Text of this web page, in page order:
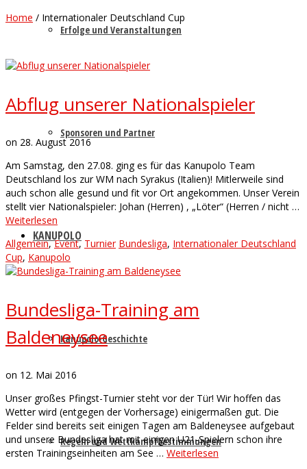
Erfolge und Veranstaltungen
Sponsoren und Partner
KANUPOLO
Kanupolo-Geschichte
Regeln und Wettkampfbestimmungen
Home / Internationaler Deutschland Cup
Abflug unserer Nationalspieler
on 28. August 2016
Am Samstag, den 27.08. ging es für das Kanupolo Team
Deutschland los zur WM nach Syrakus (Italien)! Mitlerweile sind
auch schon alle gesund und fit vor Ort angekommen. Unser Verein
stellt vier Nationalspieler: Johan (Herren) , „Löter“ (Herren / nicht …
Weiterlesen
Allgemein,Event, Turnier Bundesliga, Internationaler Deutschland
Cup, Kanupolo
Bundesliga-Training am
Baldeneysee
on 12. Mai 2016
Unser großes Pfingst-Turnier steht vor der Tür! Wir hoffen das
Wetter wird (entgegen der Vorhersage) einigermaßen gut. Die
Felder sind bereits seit einigen Tagen am Baldeneysee aufgebaut
und unsere Bundesliga hat mit einigen U21-Spielern schon ihre
ersten Trainingseinheiten am See … Weiterlesen